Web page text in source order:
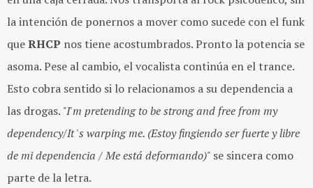
la intención de ponernos a mover como sucede con el funk
queRHCP nos tiene acostumbrados. Pronto la potencia se
asoma. Pese al cambio, el vocalista continúa en el trance.
Esto cobra sentido si lo relacionamos a su dependencia a
las drogas. "I'm pretending to be strong and free from my
dependency/It 's warping me. (Estoy fingiendo ser fuerte y libre
de mi dependencia / Me está deformando)" se sincera como
parte de la letra.